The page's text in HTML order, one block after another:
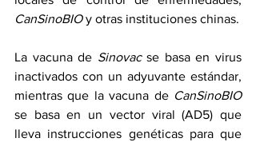
CanSinoBIO y otras instituciones chinas.
La vacuna de Sinovac se basa en virus
inactivados con un adyuvante estándar,
mientras que la vacuna de CanSinoBIO
se basa en un vector viral (AD5) que
lleva instrucciones genéticas para que